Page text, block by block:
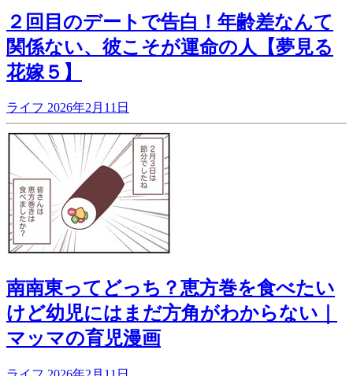
２回目のデートで告白！年齢差なんて
関係ない、彼こそが運命の人【夢見る
花嫁５】
ライフ 2026年2月11日
南南東ってどっち？恵方巻を食べたい
けど幼児にはまだ方角がわからない｜
マッマの育児漫画